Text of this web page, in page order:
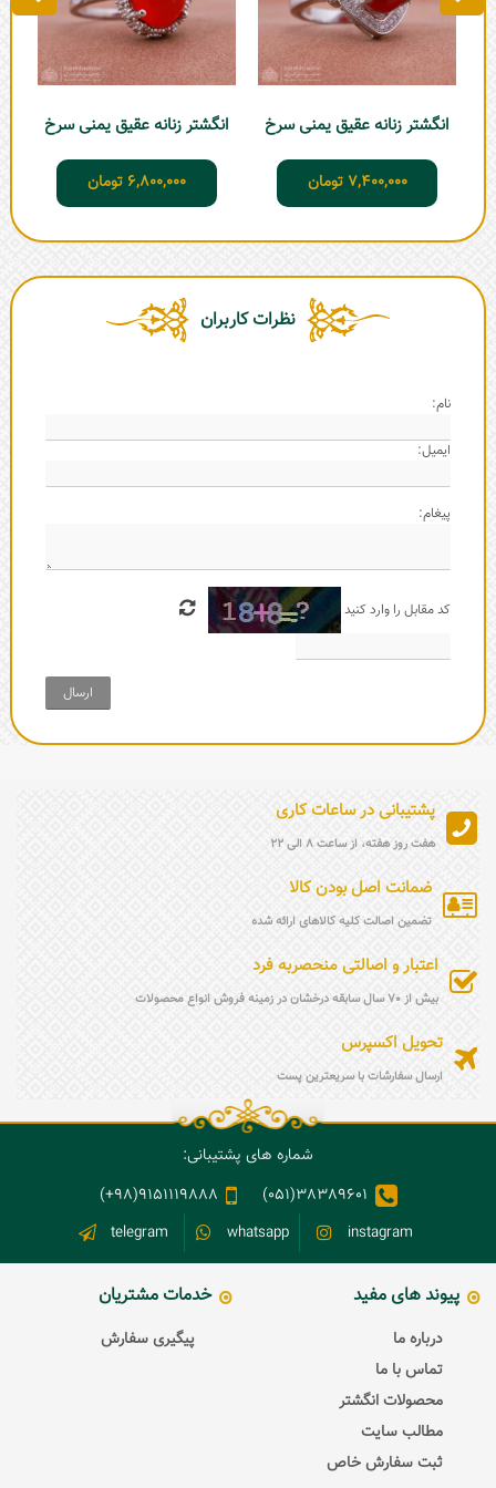
انگشتر زنانه عقیق یمنی سرخ
7,400,000 تومان
انگشتر زنانه عقیق یمنی سرخ
6,800,000 تومان
نظرات کاربران
نام:
ایمیل:
پیغام:
کد مقابل را وارد کنید
ارسال
پشتیبانی در ساعات کاری
هفت روز هفته، از ساعت 8 الی 22
ضمانت اصل بودن کالا
تضمین اصالت کلیه کالاهای ارائه شده
اعتبار و اصالتی منحصربه فرد
بیش از 70 سال سابقه درخشان در زمینه فروش انواع محصولات
تحویل اکسپرس
ارسال سفارشات با سریعترین پست
شماره های پشتیبانی:
38389601(051)
9151119888(98+)
instagram
whatsapp
telegram
پیوند های مفید
درباره ما
تماس با ما
محصولات انگشتر
مطالب سایت
ثبت سفارش خاص
خدمات مشتریان
پیگیری سفارش